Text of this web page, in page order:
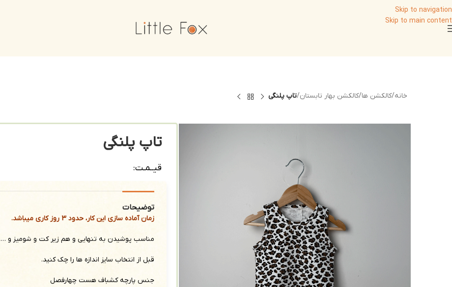
Skip to navigation
Skip to main content
خانه/کالکشن ها/کالکشن بهار تابستان/تاپ پلنگی
تاپ پلنگی
قیــمـت:
توضیحات
زمان آماده سازی این کار، حدود 3 روز کاری میباشد.
مناسب پوشیدن به تنهایی و هم زیر کت و شومیز و …
قبل از انتخاب سایز اندازه ها را چک کنید.
جنس پارچه کشباف هست چهارفصل